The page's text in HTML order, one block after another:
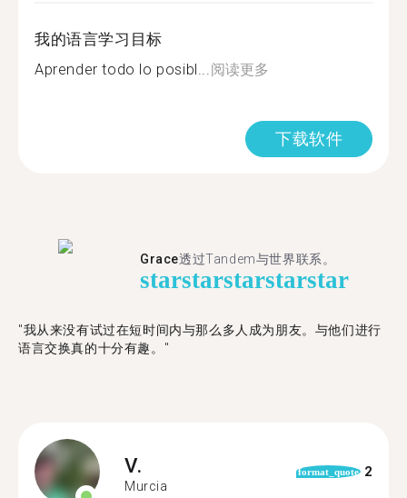
我的语言学习目标
Aprender todo lo posibl...阅读更多
下载软件
Grace透过Tandem与世界联系。
starstarstarstarstar
"我从来没有试过在短时间内与那么多人成为朋友。与他们进行
语言交换真的十分有趣。"
V.
Murcia
format_quote 2